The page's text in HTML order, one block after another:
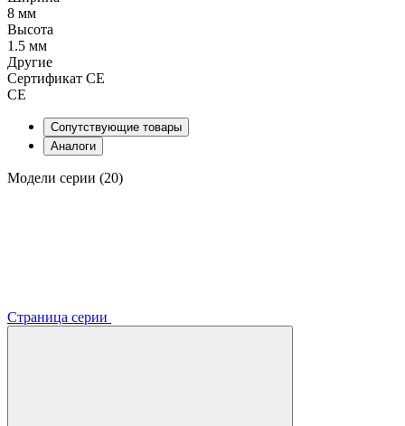
8 мм
Высота
1.5 мм
Другие
Сертификат CE
CE
Сопутствующие товары
Аналоги
Модели серии (20)
Страница серии